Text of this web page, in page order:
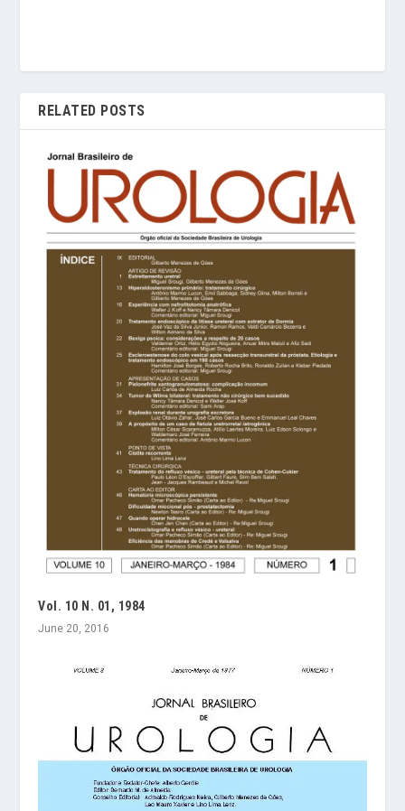
RELATED POSTS
Vol. 10 N. 01, 1984
June 20, 2016